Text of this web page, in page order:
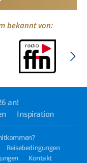
bekannt von:
an!
Inspiration
Reisebedingungen
Kontakt